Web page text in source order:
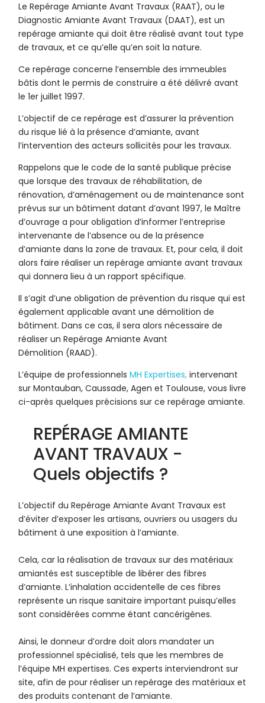
Le Repérage Amiante Avant Travaux (RAAT), ou le
Diagnostic Amiante Avant Travaux (DAAT), est un
repérage amiante qui doit être réalisé avant tout type
de travaux, et ce qu’elle qu’en soit la nature.
Ce repérage concerne l’ensemble des immeubles
bâtis dont le permis de construire a été délivré avant
le 1er juillet 1997.
L’objectif de ce repérage est d’assurer la prévention
du risque lié à la présence d’amiante, avant
l’intervention des acteurs sollicités pour les travaux.
Rappelons que le code de la santé publique précise
que lorsque des travaux de réhabilitation, de
rénovation, d’aménagement ou de maintenance sont
prévus sur un bâtiment datant d’avant 1997, le Maître
d’ouvrage a pour obligation d’informer l’entreprise
intervenante de l’absence ou de la présence
d’amiante dans la zone de travaux. Et, pour cela, il doit
alors faire réaliser un repérage amiante avant travaux
qui donnera lieu à un rapport spécifique.
Il s’agit d’une obligation de prévention du risque qui est
également applicable avant une démolition de
bâtiment. Dans ce cas, il sera alors nécessaire de
réaliser un Repérage Amiante Avant
Démolition (RAAD).
L’équipe de professionnelsMH Expertises, intervenant
sur Montauban, Caussade, Agen et Toulouse, vous livre
ci-après quelques précisions sur ce repérage amiante.
REPÉRAGE AMIANTE
AVANT TRAVAUX -
Quels objectifs ?
L’objectif du Repérage Amiante Avant Travaux est
d’éviter d’exposer les artisans, ouvriers ou usagers du
bâtiment à une exposition à l’amiante.
Cela, car la réalisation de travaux sur des matériaux
amiantés est susceptible de libérer des fibres
d’amiante. L’inhalation accidentelle de ces fibres
représente un risque sanitaire important puisqu’elles
sont considérées comme étant cancérigènes.
Ainsi, le donneur d’ordre doit alors mandater un
professionnel spécialisé, tels que les membres de
l’équipe MH expertises. Ces experts interviendront sur
site, afin de pour réaliser un repérage des matériaux et
des produits contenant de l’amiante.